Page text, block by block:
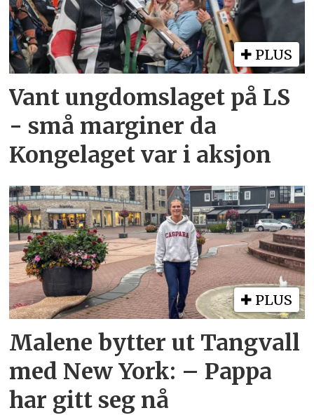
PLUS
Vant ungdomslaget på LS
- små marginer da
Kongelaget var i aksjon
PLUS
Malene bytter ut Tangvall
med New York: – Pappa
har gitt seg nå